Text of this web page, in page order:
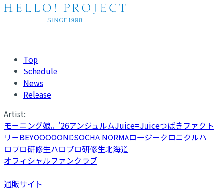
Top
Schedule
News
Release
Artist:
モーニング娘。'26アンジュルムJuice=Juiceつばきファクト
リーBEYOOOOONDSOCHA NORMAロージークロニクルハ
ロプロ研修生ハロプロ研修生北海道
オフィシャルファンクラブ
通販サイト